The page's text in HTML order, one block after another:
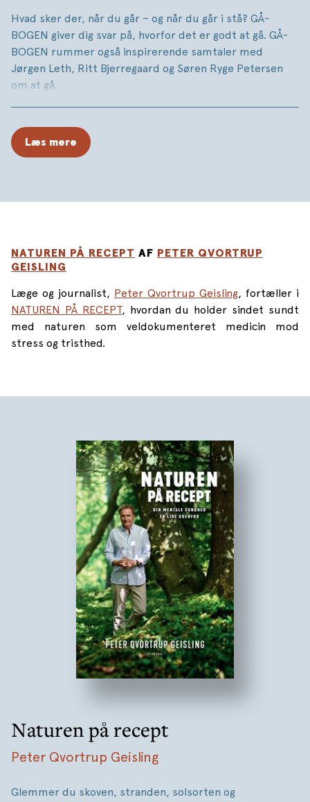
Hvad sker der, når du går – og når du går i stå? GÅ-
BOGEN giver dig svar på, hvorfor det er godt at gå. GÅ-
BOGEN rummer også inspirerende samtaler med
Jørgen Leth, Ritt Bjerregaard og Søren Ryge Petersen
om at gå.
kræft, demens og hjertesygdomme.
• Går du en time mere hver dag, kan du tabe 5-10 kilo på
• Gåture er et stærkt middel mod søvnløshed,
• Går du, skærper du hukommelsen, kreativiteten og
I mere end en menneskealder har overlæge og
professor Bente Klarlund Pedersen beskæftiget sig
med motion og sundhed. Hun er førende på sit felt, og
Læs mere
NATUREN PÅ RECEPT AF PETER QVORTRUP
GEISLING
Læge og journalist, Peter Qvortrup Geisling, fortæller i
NATUREN PÅ RECEPT, hvordan du holder sindet sundt
med naturen som veldokumenteret medicin mod
stress og tristhed.
Naturen på recept
Peter Qvortrup Geisling
Glemmer du skoven, stranden, solsorten og